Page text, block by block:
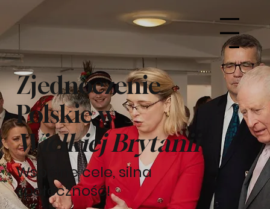
Menu
Zjednoczenie
Polskie w
Wielkiej Brytanii
Wspólne cele, silna
społeczność!